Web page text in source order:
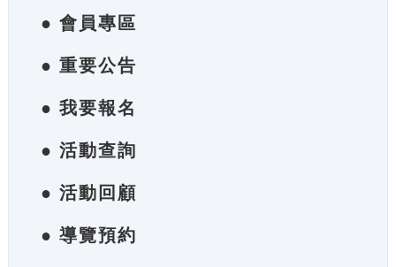
● 會員專區
● 重要公告
● 我要報名
● 活動查詢
● 活動回顧
● 導覽預約